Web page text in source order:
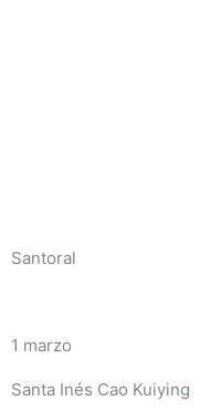
Santoral
1 marzo
Santa Inés Cao Kuiying